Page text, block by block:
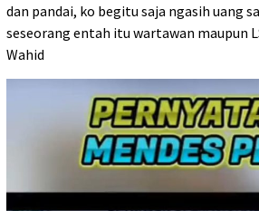
dan pandai, ko begitu saja ngasih uang
seseorang entah itu wartawan maupun
Wahid